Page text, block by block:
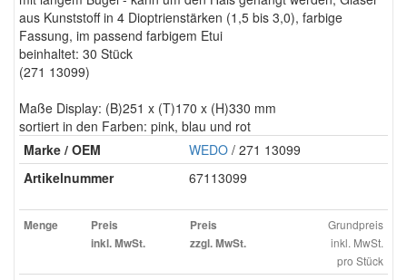
aus Kunststoff in 4 Dioptrienstärken (1,5 bis 3,0), farbige
Fassung, im passend farbigem Etui
beinhaltet: 30 Stück
(271 13099)
Maße Display: (B)251 x (T)170 x (H)330 mm
sortiert in den Farben: pink, blau und rot
Marke / OEM
WEDO / 271 13099
Artikelnummer
67113099
Menge
Preis
inkl. MwSt.
Preis
zzgl. MwSt.
Grundpreis
inkl. MwSt.
pro Stück